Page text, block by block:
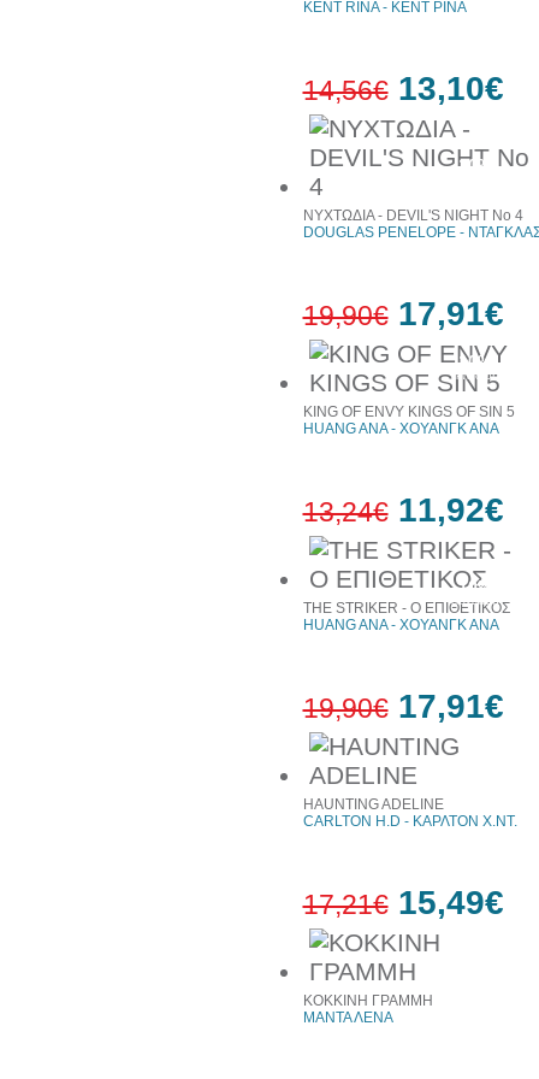
10%
KENT RINA - ΚΕΝΤ ΡΙΝΑ
14,56€ 13,10€
10%
έκπτωση
ΝΥΧΤΩΔΙΑ - DEVIL'S NIGHT No 4
DOUGLAS PENELOPE -
19,90€ 17,91€
10%
έκπτωση
KING OF ENVY KINGS OF SIN 5
HUANG ANA - ΧΟΥΑΝΓΚ ΑΝΑ
13,24€ 11,92€
THE STRIKER - Ο ΕΠΙΘΕΤΙΚΟΣ
HUANG ANA - ΧΟΥΑΝΓΚ ΑΝΑ
19,90€ 17,91€
HAUNTING ADELINE
CARLTON H.D - ΚΑΡΛΤΟΝ Χ.ΝΤ.
17,21€ 15,49€
ΚΟΚΚΙΝΗ ΓΡΑΜΜΗ
ΜΑΝΤΑ ΛΕΝΑ